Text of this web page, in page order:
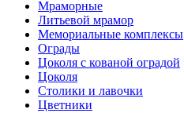
Мраморные
Литьевой мрамор
Мемориальные комплексы
Ограды
Цоколя с кованой оградой
Цоколя
Столики и лавочки
Цветники